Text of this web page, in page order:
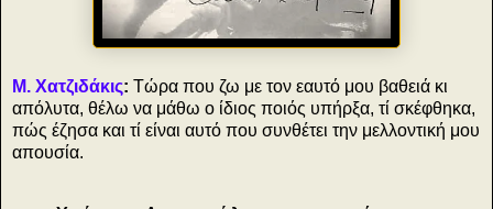
Μ. Χατζιδάκις: Τώρα που ζω με τον εαυτό μου βαθειά κι
απόλυτα, θέλω να μάθω ο ίδιος ποιός υπήρξα, τί σκέφθηκα,
πώς έζησα και τί είναι αυτό που συνθέτει την μελλοντική μου
απουσία.